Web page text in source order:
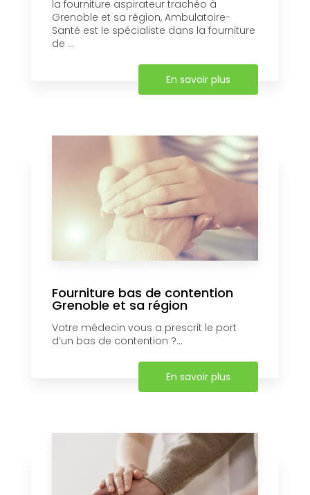
la fourniture aspirateur trachéo à
Grenoble et sa région, Ambulatoire-
Santé est le spécialiste dans la fourniture
de ...
En savoir plus
Fourniture bas de contention
Grenoble et sa région
Votre médecin vous a prescrit le port
d’un bas de contention ?...
En savoir plus